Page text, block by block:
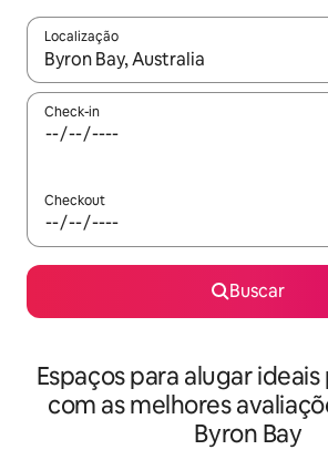
Localização
Quando os resultados estiverem
Check-in
Checkout
Buscar
Espaços para alugar
com as melhores
Byron Bay